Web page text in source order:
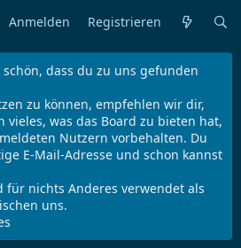
Anmelden Registrieren
schön, dass du zu uns gefunden
zu können, empfehlen wir dir,
vieles, was das Board zu bieten hat,
Nutzern vorbehalten. Du
E-Mail-Adresse und schon kannst
für nichts Anderes verwendet als
uns.